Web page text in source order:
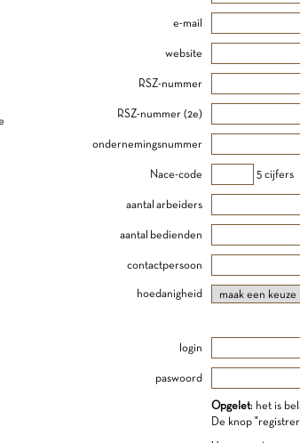
e-mail
website
RSZ-nummer
RSZ-nummer (2e)
ondernemingsnummer
Nace-code 5 cijfers
aantal arbeiders
aantal bedienden
contactpersoon
hoedanigheid
login
paswoord
Opgelet: het is
De knop